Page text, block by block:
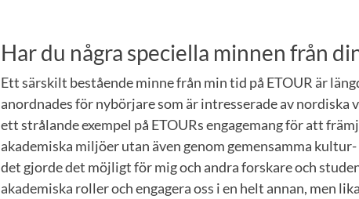
Har du några speciella minnen från
Ett särskilt bestående minne från min tid på ETOUR är
anordnades för nybörjare som är intresserade av nordiska
ett strålande exempel på ETOURs engagemang för att
akademiska miljöer utan även genom gemensamma
det gjorde det möjligt för mig och andra forskare och
akademiska roller och engagera oss i en helt annan, men